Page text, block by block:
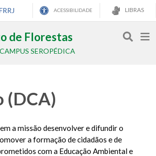
ACESSIBILIDADE LIBRAS
de Florestas
SEROPÉDICA
(DCA)
a missão desenvolver e difundir o
a formação de cidadãos e de
com a Educação Ambiental e